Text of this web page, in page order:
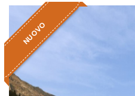
NUOVO